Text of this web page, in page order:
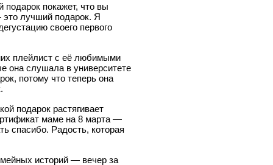
подарок покажет, что вы
лучший подарок. Я
своего первого
плейлист с её любимыми
она слушала в университете
потому что теперь она
подарок растягивает
маме на 8 марта —
спасибо. Радость, которая
историй — вечер за